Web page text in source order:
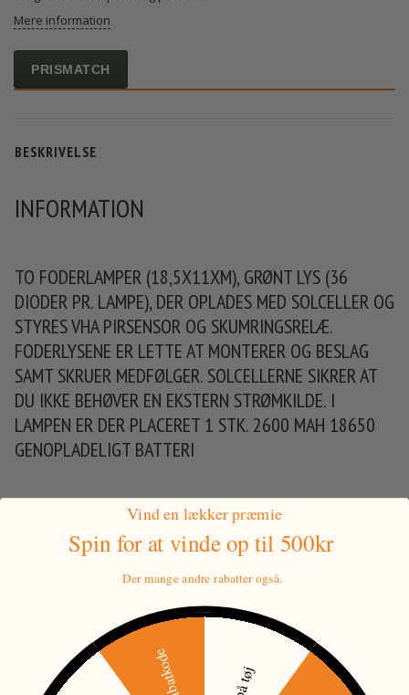
Mere information
PRISMATCH
BESKRIVELSE
INFORMATION
TO FODERLAMPER (18,5X11XM), GRØNT LYS (36
DIODER PR. LAMPE), DER OPLADES MED SOLCELLER OG
STYRES VHA PIRSENSOR OG SKUMRINGSRELÆ.
FODERLYSENE ER LETTE AT MONTERER OG BESLAG
SAMT SKRUER MEDFØLGER. SOLCELLERNE SIKRER AT
DU IKKE BEHØVER EN EKSTERN STRØMKILDE. I
LAMPEN ER DER PLACERET 1 STK. 2600 MAH 18650
GENOPLADELIGT BATTERI
Er det "sikkert" at bruge lys med pir sensor?
Vi bruger selv lys med Pir sensor på vores
gæstepladser og det fungerer fint og det må være en
Vi bruger begge på vores jagter og mærker absolut
ingen forskel på antal "besøgende"
Med de forskellige medfølgende beslag, kan du altid
sætte lampen præcis hvor det passer dig
Vind en lækker præmie
Spin for at vindeop til 500kr
Der mange andre rabatter også.